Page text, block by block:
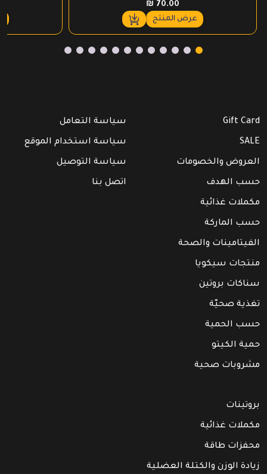
₪ 70.00
عرض المنتج
Gift Card
SALE
العروض والخصومات
حسب الهدف
مكملات غذائية
حسب الماركة
الفيتامينات والصحة
منتجات سيكويا
سناكات بروتين
تغذية صحيّة
حسب الحمية
حمية الكيتو
مشروبات صحية
سياسة التعامل
سياسة استخدام الموقع
سياسة التوصيل
اتصل بنا
بروتينات
مكملات غذائية
محفزات طاقة
زيادة الوزن والكتلة العضلية